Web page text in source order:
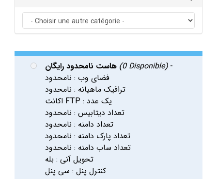
هاست نامحدود رایگان (0 Disponible)-
فضای وب : نامحدود
ترافیک ماهیانه : نامحدود
اکانت FTP : یک عدد
تعداد دیتابیس : نامحدود
تعداد دامنه : نامحدود
تعداد پارک دامنه : نامحدود
تعداد ساب دامنه : نامحدود
تحویل آنی : بله
کنترل پنل : سی پنل